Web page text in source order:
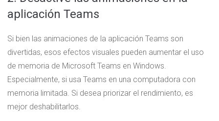
aplicación Teams
Si bien las animaciones de la aplicación Teams son
divertidas, esos efectos visuales pueden aumentar el uso
de memoria de Microsoft Teams en Windows.
Especialmente, si usa Teams en una computadora con
memoria limitada. Si desea priorizar el rendimiento, es
mejor deshabilitarlos.